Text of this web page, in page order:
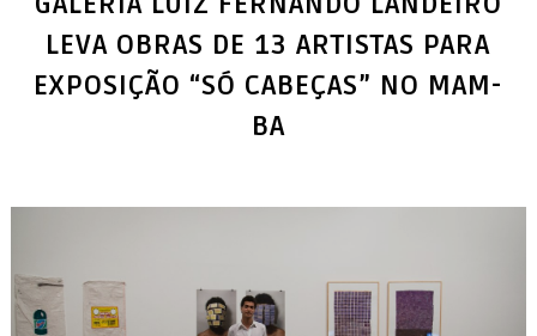
LEVA OBRAS DE 13 ARTISTAS PARA
EXPOSIÇÃO “SÓ CABEÇAS” NO MAM-
BA